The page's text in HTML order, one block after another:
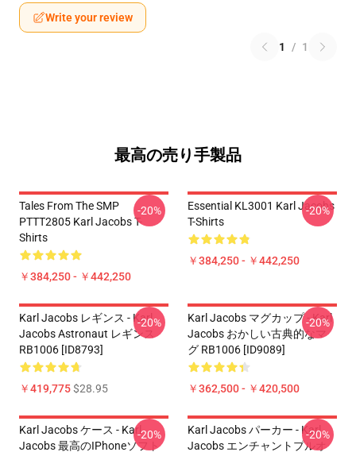
Write your review
1 / 1
最高の売り手製品
Tales From The SMP
PTTT2805 Karl Jacobs T-
Shirts
￥384,250 - ￥442,250
-20%
Essential KL3001 Karl Jacobs
T-Shirts
￥384,250 - ￥442,250
-20%
Karl Jacobs レギンス - Karl
Jacobs Astronaut レギンス
RB1006 [ID8793]
￥419,775$28.95
-20%
Karl Jacobs マグカップ - Karl
Jacobs おかしい古典的なマ
グ RB1006 [ID9089]
￥362,500 - ￥420,500
-20%
Karl Jacobs ケース - Karl
Jacobs 最高のiPhoneソフト
-20%
Karl Jacobs パーカー - Karl
Jacobs エンチャントプルオ
-20%